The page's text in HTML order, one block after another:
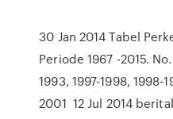
30 Jan 2014 Tabel
Periode 1967 -2015.
1993, 1997-1998,
2001 12 Jul 2014